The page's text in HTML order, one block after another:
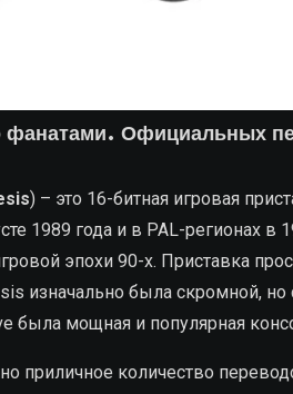
Официальных
) – это 16-битная игровая
1989 года и в PAL-регионах
эпохи 90-х. Приставка
изначально была скромной,
была мощная и популярная
приличное количество